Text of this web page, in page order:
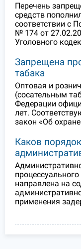
Перечень
средств
соответствии с
№ 174 от
Уголовного
Запрещена
табака
Оптовая и
(сосательным
Федерации
лет.
закон «Об
Каков
направлена на
применения